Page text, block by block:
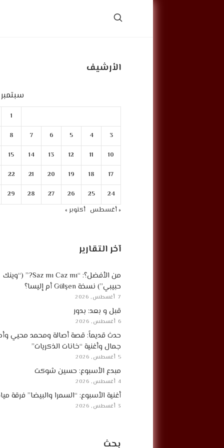
الأرشيف
سبتمبر 2023
1
3
4
5
6
7
8
10
11
12
13
14
15
17
18
19
20
21
22
24
25
26
27
28
29
« أغسطس أكتوبر »
آخر التقارير
من الأفضل؟: “Saz mı Caz mı?” (“وينك
حبيبي”) نسخة Gülşen أم إليسا؟
7 أغسطس, 2026
قبل و بعد: بدور
6 أغسطس, 2026
حدث قديماً: قصة أصالة ومحمد محيي
جمال وأغنية “خانات الذكريات”
5 أغسطس, 2026
مبدع الأسبوع: حسين شوكت
4 أغسطس, 2026
أغنية الأسبوع: “السمرا والبيضا” فرقة
3 أغسطس, 2026
بحث